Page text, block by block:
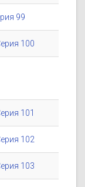
99
100
101
102
103